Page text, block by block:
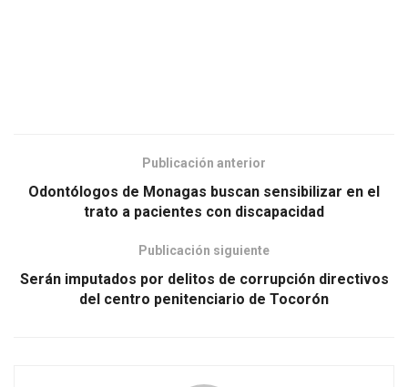
Publicación anterior
Odontólogos de Monagas buscan sensibilizar en el
trato a pacientes con discapacidad
Publicación siguiente
Serán imputados por delitos de corrupción directivos
del centro penitenciario de Tocorón